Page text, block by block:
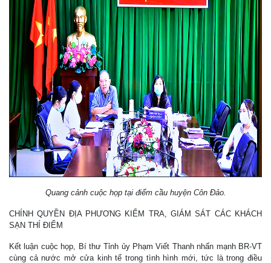
Quang cảnh cuộc họp tại điểm cầu huyện Côn Đảo.
CHÍNH QUYỀN ĐỊA PHƯƠNG KIỂM TRA, GIÁM SÁT CÁC KHÁCH
SẠN THÍ ĐIỂM
Kết luận cuộc họp, Bí thư Tỉnh ủy Phạm Viết Thanh nhấn mạnh BR-VT
cùng cả nước mở cửa kinh tế trong tình hình mới, tức là trong điều